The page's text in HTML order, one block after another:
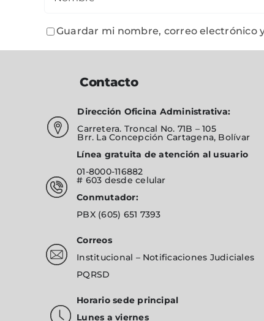
Guardar mi nombre, correo electrónico
Contacto
Dirección Oficina Administrativa:
Carretera. Troncal No. 71B – 105
Brr. La Concepción Cartagena, Bolívar
Línea gratuita de atención al usuario
01-8000-116882
# 603 desde celular
Conmutador:
PBX (605) 651 7393
Correos
Institucional – Notificaciones Judiciales
PQRSD
Horario sede principal
Lunes a viernes